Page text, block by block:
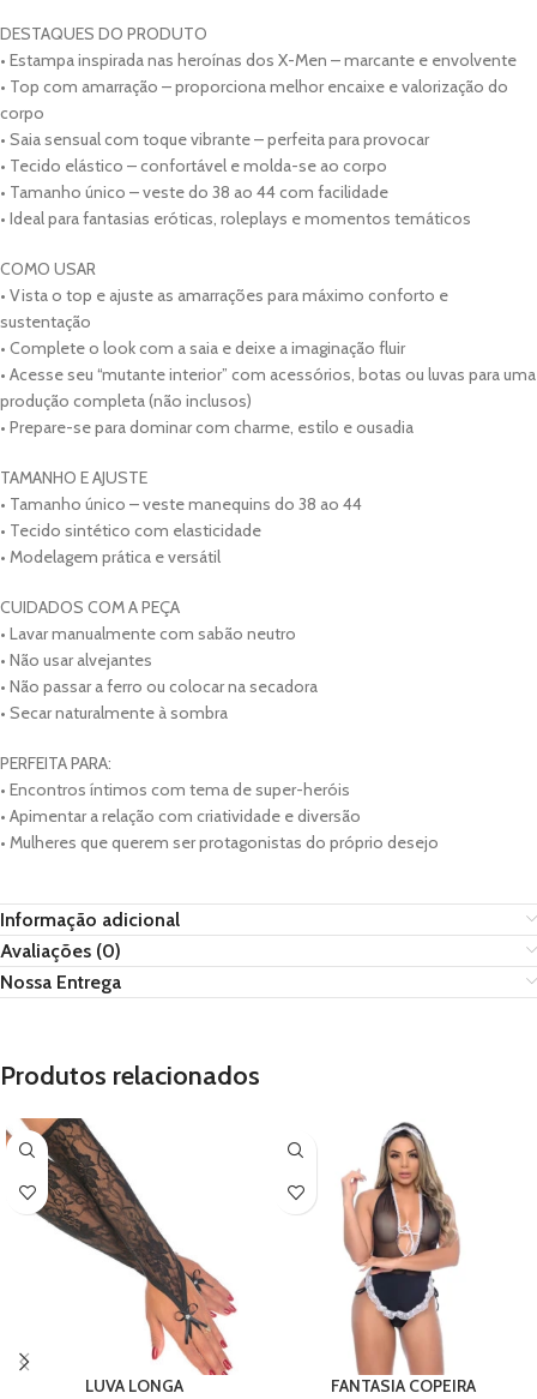
DESTAQUES DO PRODUTO
• Estampa inspirada nas heroínas dos X-Men – marcante e envolvente
• Top com amarração – proporciona melhor encaixe e valorização do
corpo
• Saia sensual com toque vibrante – perfeita para provocar
• Tecido elástico – confortável e molda-se ao corpo
• Tamanho único – veste do 38 ao 44 com facilidade
• Ideal para fantasias eróticas, roleplays e momentos temáticos
COMO USAR
• Vista o top e ajuste as amarrações para máximo conforto e
sustentação
• Complete o look com a saia e deixe a imaginação fluir
• Acesse seu “mutante interior” com acessórios, botas ou luvas para uma
produção completa (não inclusos)
• Prepare-se para dominar com charme, estilo e ousadia
TAMANHO E AJUSTE
• Tamanho único – veste manequins do 38 ao 44
• Tecido sintético com elasticidade
• Modelagem prática e versátil
CUIDADOS COM A PEÇA
• Lavar manualmente com sabão neutro
• Não usar alvejantes
• Não passar a ferro ou colocar na secadora
• Secar naturalmente à sombra
PERFEITA PARA:
• Encontros íntimos com tema de super-heróis
• Apimentar a relação com criatividade e diversão
• Mulheres que querem ser protagonistas do próprio desejo
Informação adicional
Avaliações (0)
Nossa Entrega
Produtos relacionados
LUVA LONGA FANTASIA COPEIRA